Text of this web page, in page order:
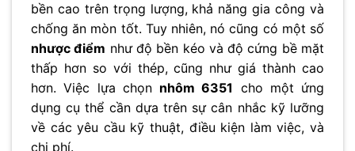
bền cao trên trọng lượng, khả năng gia công và
chống ăn mòn tốt. Tuy nhiên, nó cũng có một số
nhược điểm như độ bền kéo và độ cứng bề mặt
thấp hơn so với thép, cũng như giá thành cao
hơn. Việc lựa chọn nhôm 6351 cho một ứng
dụng cụ thể cần dựa trên sự cân nhắc kỹ lưỡng
về các yêu cầu kỹ thuật, điều kiện làm việc, và
chi phí.